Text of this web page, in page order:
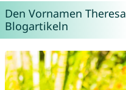
Den Vornamen
Blogartikeln